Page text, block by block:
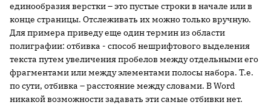
единообразия верстки – это пустые строки в начале или в
конце страницы. Отслеживать их можно только вручную.
Для примера приведу еще один термин из области
полиграфии: отбивка - способ нешрифтового выделения
текста путем увеличения пробелов между отдельными его
фрагментами или между элементами полосы набора. Т.е.
по сути, отбивка – расстояние между словами. В Word
никакой возможности задавать эти самые отбивки нет.